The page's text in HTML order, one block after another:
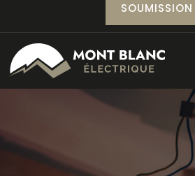
SOUMISSION